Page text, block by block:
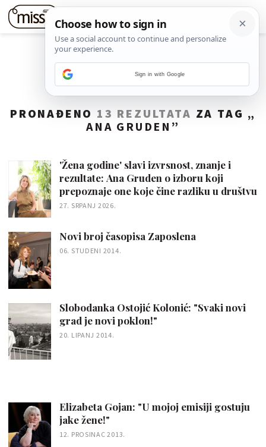
PRONAĐENO 13 REZULTATA ZA TAG „
ANA GRUDEN ”
'Žena godine' slavi izvrsnost, znanje i
rezultate: Ana Gruden o izboru koji
prepoznaje one koje čine razliku u društvu
27. SRPANJ 2026.
Novi broj časopisa Zaposlena
06. STUDENI 2014.
Slobodanka Ostojić Kolonić: "Svaki novi
grad je novi poklon!"
20. LIPANJ 2014.
Elizabeta Gojan: "U mojoj emisiji gostuju
jake žene!"
12. PROSINAC 2013.
Sign in with Google